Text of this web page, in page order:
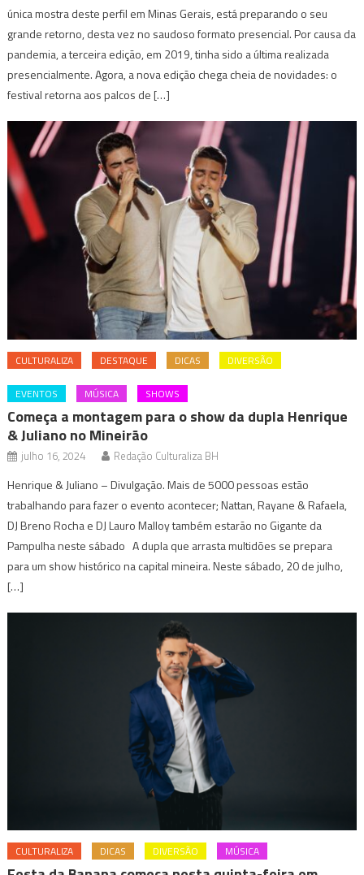
única mostra deste perfil em Minas Gerais, está preparando o seu
grande retorno, desta vez no saudoso formato presencial. Por causa da
pandemia, a terceira edição, em 2019, tinha sido a última realizada
presencialmente. Agora, a nova edição chega cheia de novidades: o
festival retorna aos palcos de […]
CULTURALIZA DESTAQUE DICAS DIVERSÃO
EVENTOS MÚSICA SHOWS
Começa a montagem para o show da dupla Henrique
& Juliano no Mineirão
julho 16, 2024 Redação Culturaliza BH
Henrique & Juliano – Divulgação. Mais de 5000 pessoas estão
trabalhando para fazer o evento acontecer; Nattan, Rayane & Rafaela,
DJ Breno Rocha e DJ Lauro Malloy também estarão no Gigante da
Pampulha neste sábado A dupla que arrasta multidões se prepara
para um show histórico na capital mineira. Neste sábado, 20 de julho,
[…]
CULTURALIZA DICAS DIVERSÃO MÚSICA